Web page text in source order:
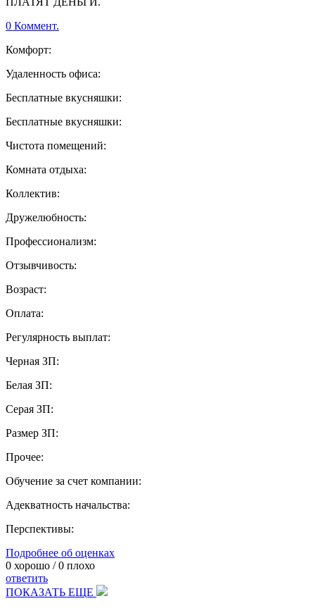
0 Коммент.
Комфорт:
Удаленность офиса:
Бесплатные вкусняшки:
Бесплатные вкусняшки:
Чистота помещений:
Комната отдыха:
Коллектив:
Дружелюбность:
Профессионализм:
Отзывчивость:
Возраст:
Оплата:
Регулярность выплат:
Черная ЗП:
Белая ЗП:
Серая ЗП:
Размер ЗП:
Прочее:
Обучение за счет компании:
Адекватность начальства:
Перспективы:
Подробнее об оценках
0 хорошо /0 плохо
ответить
ПОКАЗАТЬ ЕЩЕ